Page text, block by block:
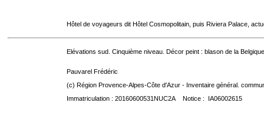
Hôtel de voyageurs dit Hôtel Cosmopolitain, puis Riviera Palace,
Elévations sud. Cinquième niveau. Décor peint : blason de la
Pauvarel Frédéric
(c) Région Provence-Alpes-Côte d'Azur - Inventaire général.
Immatriculation : 20160600531NUC2A Notice : IA06002615